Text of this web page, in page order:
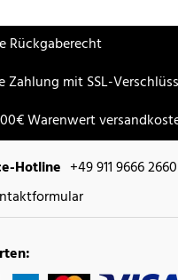
Rückgaberecht
Zahlung mit SSL-
Warenwert
Hotline +49 911 9666 2660